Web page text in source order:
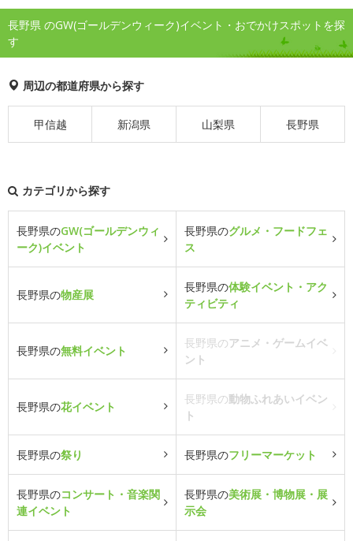
長野県 のGW(ゴールデンウィーク)イベント・おでかけスポットを探
す
周辺の都道府県から探す
甲信越 新潟県 山梨県 長野県
カテゴリから探す
長野県のGW(ゴールデンウィ
ーク)イベント
長野県のグルメ・フードフェ
ス
長野県の物産展
長野県の体験イベント・アク
ティビティ
長野県の無料イベント
長野県のアニメ・ゲームイベ
ント
長野県の花イベント
長野県の動物ふれあいイベン
ト
長野県の祭り 長野県のフリーマーケット
長野県のコンサート・音楽関
連イベント
長野県の美術展・博物展・展
示会